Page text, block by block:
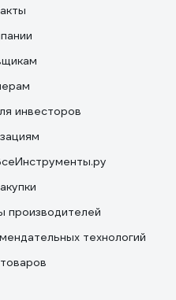
инвесторов
производителей
технологий